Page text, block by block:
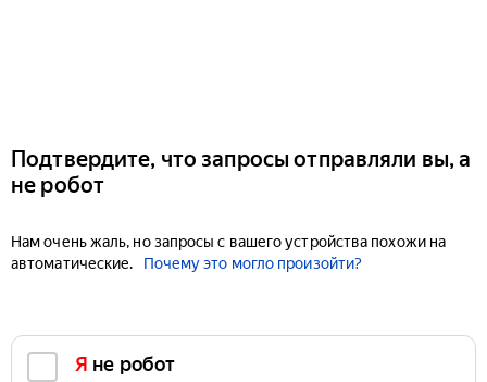
Подтвердите, что запросы отправляли вы, а
не робот
Нам очень жаль, но запросы с вашего устройства похожи на
автоматические.
Почему это могло произойти?
Я не робот